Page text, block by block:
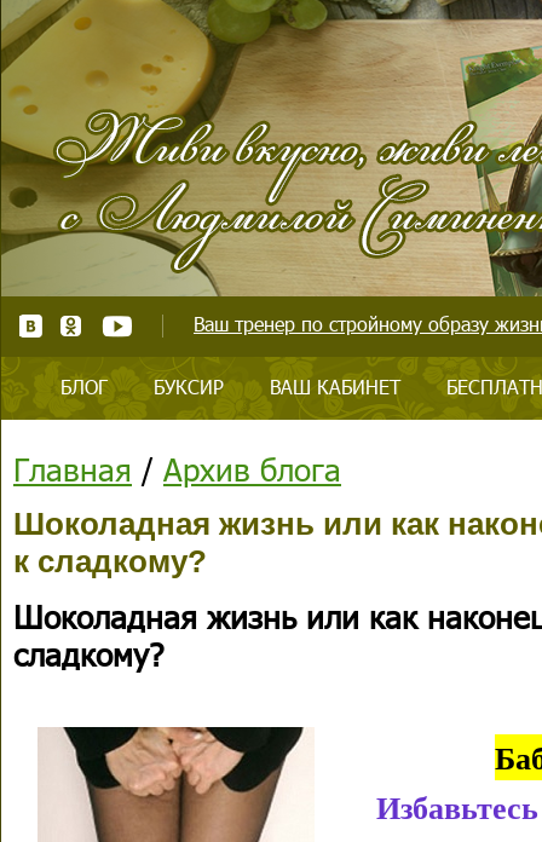
Ваш тренер по стройному образу
БЛОГ БУКСИР ВАШ КАБИНЕТ
Главная / Архив блога
Шоколадная жизнь или как
к сладкому?
Шоколадная жизнь или как
сладкому?